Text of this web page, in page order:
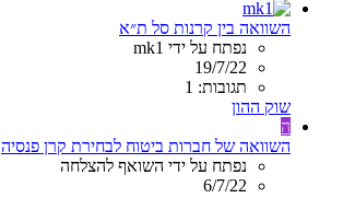
השוואה בין קרנות סל ת״א
נפתח על ידי mk1
19/7/22
תגובות: 1
שוק ההון
ה
השוואה של חברות ביטוח לבחירת קרן פנסיה
נפתח על ידי השואף להצלחה
6/7/22